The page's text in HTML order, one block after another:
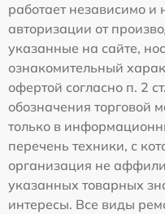
работает независимо
авторизации от
указанные на сайте,
ознакомительный
офертой согласно п. 2
обозначения торговой
только в
перечень техники, с
организация не
указанных товарных
интересы. Все виды